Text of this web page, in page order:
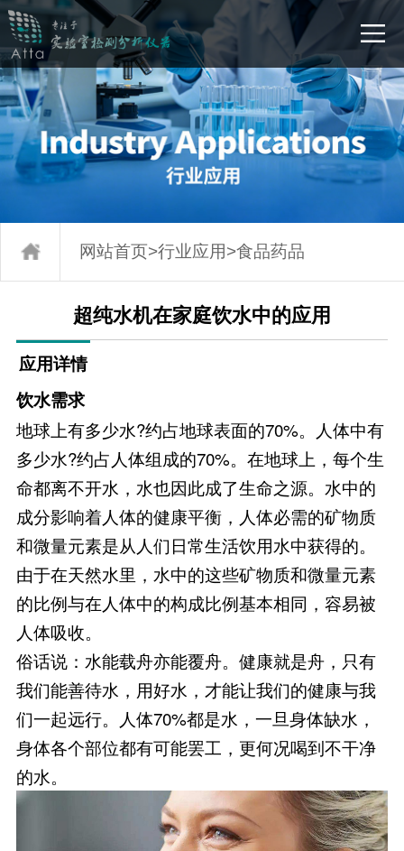
网站首页>行业应用>食品药品
超纯水机在家庭饮水中的应用
应用详情
饮水需求
地球上有多少水?约占地球表面的70%。人体中有
多少水?约占人体组成的70%。在地球上，每个生
命都离不开水，水也因此成了生命之源。水中的
成分影响着人体的健康平衡，人体必需的矿物质
和微量元素是从人们日常生活饮用水中获得的。
由于在天然水里，水中的这些矿物质和微量元素
的比例与在人体中的构成比例基本相同，容易被
人体吸收。
俗话说：水能载舟亦能覆舟。健康就是舟，只有
我们能善待水，用好水，才能让我们的健康与我
们一起远行。人体70%都是水，一旦身体缺水，
身体各个部位都有可能罢工，更何况喝到不干净
的水。